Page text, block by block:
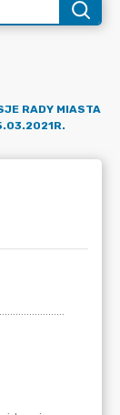
RADY MIASTA